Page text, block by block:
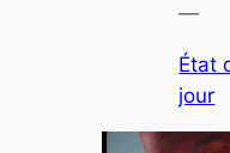
—
État
jour